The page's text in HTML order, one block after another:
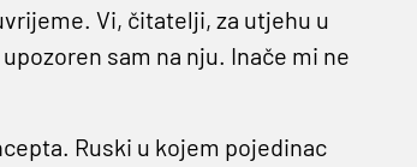
Vi, čitatelji, za utjehu u
upozoren sam na nju. Inače mi ne
Ruski u kojem pojedinac